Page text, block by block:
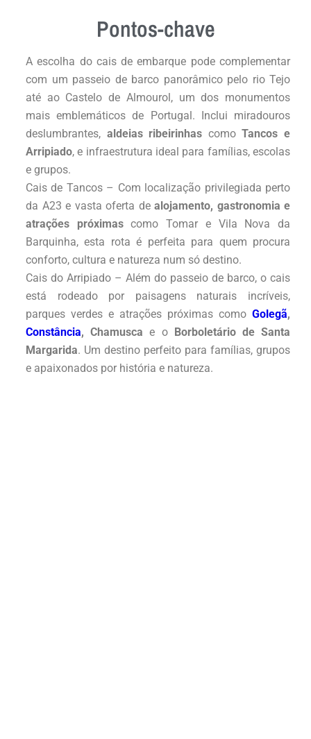
Pontos-chave
A escolha do cais de embarque pode complementar
com um passeio de barco panorâmico pelo rio Tejo
até ao Castelo de Almourol, um dos monumentos
mais emblemáticos de Portugal. Inclui miradouros
deslumbrantes, aldeias ribeirinhas comoTancos e
Arripiado, e infraestrutura ideal para famílias, escolas
e grupos.
Cais de Tancos – Com localização privilegiada perto
da A23 e vasta oferta de alojamento, gastronomia e
atrações próximascomo Tomar e Vila Nova da
Barquinha, esta rota é perfeita para quem procura
conforto, cultura e natureza num só destino.
Cais do Arripiado – Além do passeio de barco, o cais
está rodeado por paisagens naturais incríveis,
parques verdes e atrações próximas como Golegã,
Constância, Chamusca e o Borboletário de Santa
Margarida. Um destino perfeito para famílias, grupos
e apaixonados por história e natureza.